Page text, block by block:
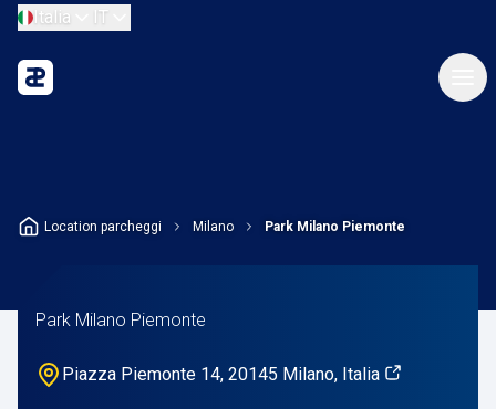
Italia IT
Location parcheggi Milano Park Milano Piemonte
Park Milano Piemonte
Piazza Piemonte 14, 20145 Milano, Italia